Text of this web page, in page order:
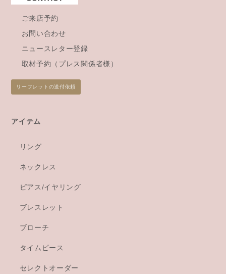
ご来店予約
お問い合わせ
ニュースレター登録
取材予約（プレス関係者様）
リーフレットの送付依頼
アイテム
リング
ネックレス
ピアス/イヤリング
ブレスレット
ブローチ
タイムピース
セレクトオーダー